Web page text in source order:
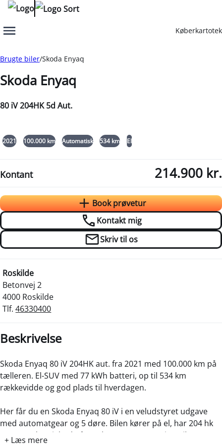
Køberkartotek
Menu
Book prøvetur
Brugte biler Skoda Enyaq
Skoda Enyaq
80 iV 204HK 5d Aut.
2021 100.000 km Automatisk 534 km El
Kontant 214.900 kr.
Book prøvetur
Kontakt mig
Skriv til os
Roskilde
Betonvej 2
4000 Roskilde
Tlf.46330400
Beskrivelse
Skoda Enyaq 80 iV 204HK aut. fra 2021 med 100.000 km på
tælleren. El-SUV med 77 kWh batteri, op til 534 km
rækkevidde og god plads til hverdagen.
Her får du en Skoda Enyaq 80 iV i en veludstyret udgave
med automatgear og 5 døre. Bilen kører på el, har 204 hk
og en tophastighed på 160 km/t. Den er opgivet til 0 g
+ Læs mere